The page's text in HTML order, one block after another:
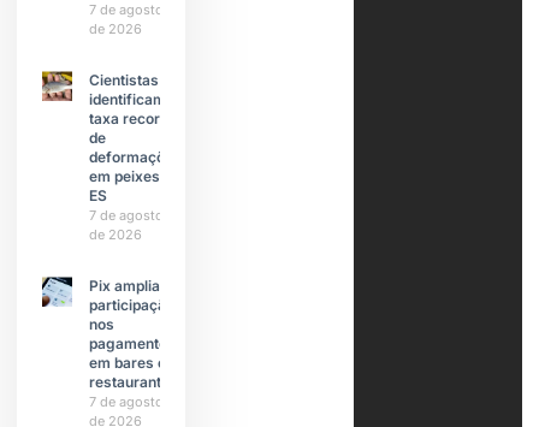
7 de agosto
de 2026
Cientistas
identificam
taxa recorde
de
deformações
em peixes do
ES
7 de agosto
de 2026
Pix amplia
participação
nos
pagamentos
em bares e
restaurantes
7 de agosto
de 2026